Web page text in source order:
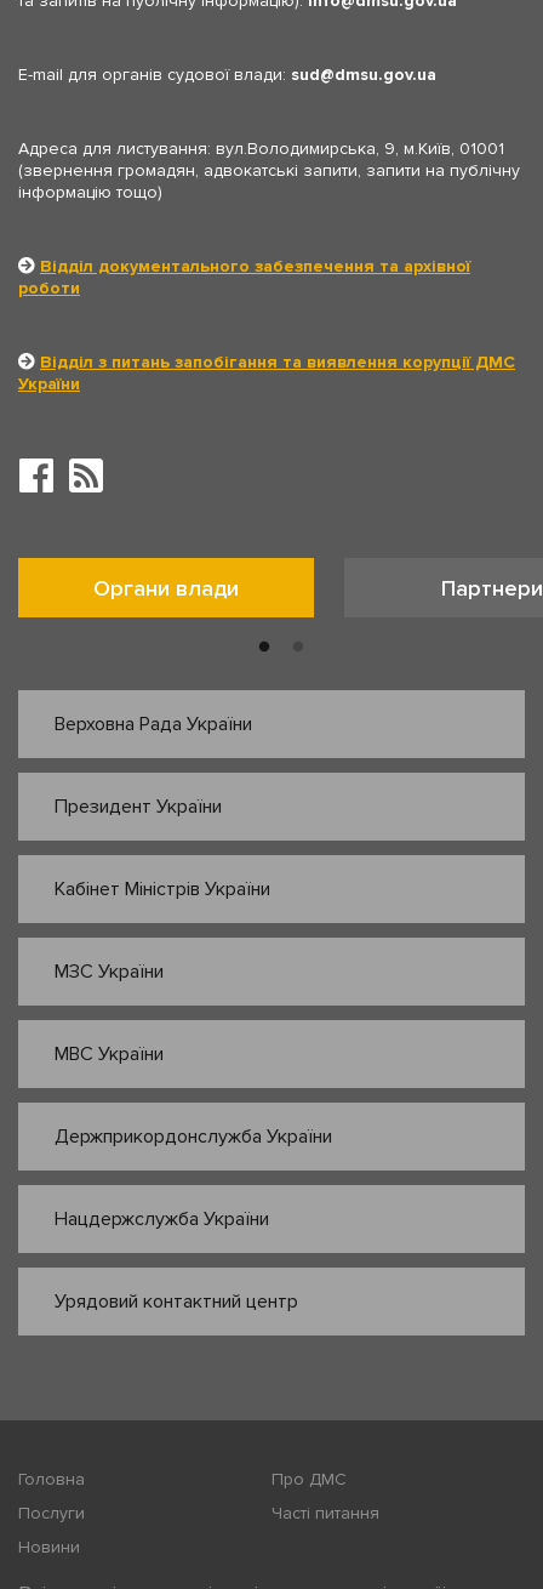
E-mail для органів судової влади: sud dmsu.gov.ua
Адреса для листування: вул.Володимирська, 9, м.Київ, 01001
(звернення громадян, адвокатські запити, запити на публічну
інформацію тощо)
Відділ документального забезпечення та архівної
роботи
Відділ з питань запобігання та виявлення корупції ДМС
України
Органи влади Партнери
Верховна Рада України
Президент України
Кабінет Міністрів України
МЗС України
МВС України
Держприкордонслужба України
Нацдержслужба України
Урядовий контактний центр
Головна
Про ДМС
Послуги
Часті питання
Новини